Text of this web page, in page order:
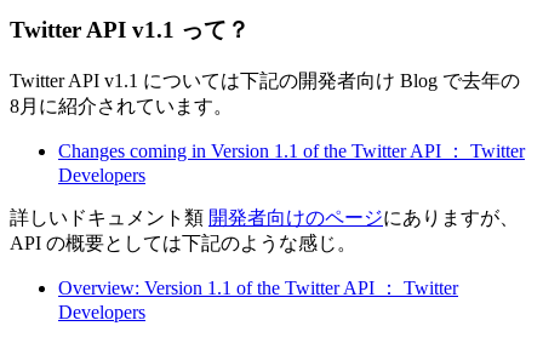
Twitter API v1.1 って？
Twitter API v1.1 については下記の開発者向け Blog で去年の
8月に紹介されています。
Changes coming in Version 1.1 of the Twitter API ： Twitter
Developers
詳しいドキュメント類 開発者向けのページにありますが、
API の概要としては下記のような感じ。
Overview: Version 1.1 of the Twitter API ： Twitter
Developers